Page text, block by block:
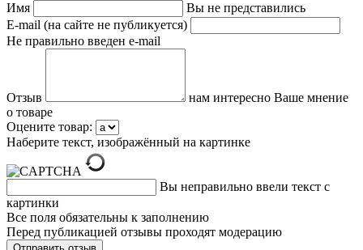
Имя
Вы не представились
E-mail (на сайте не публикуется)
Не правильно введен e-mail
Отзыв
нам интересно Ваше мнение
о товаре
Оцените товар:
Наберите текст, изображённый на картинке
Вы неправильно ввели текст с
картинки
Все поля обязательны к заполнению
Перед публикацией отзывы проходят модерацию